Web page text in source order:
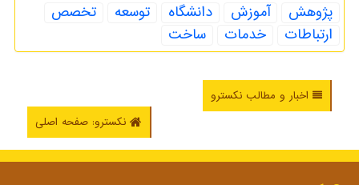
پژوهش آموزش دانشگاه توسعه
تخصص
ارتباطات
خدمات ساخت
اخبار و مطالب نکسترو
نکسترو: صفحه اصلی